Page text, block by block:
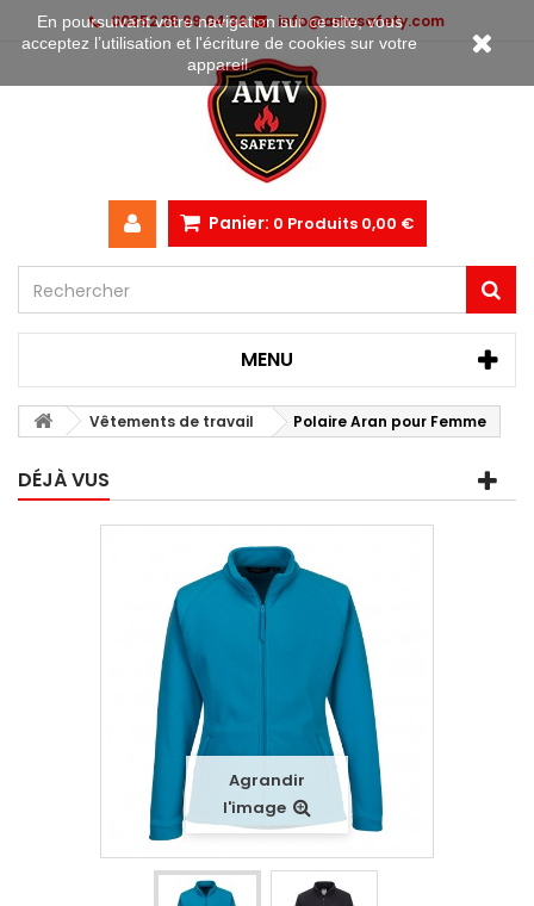
00352 28 99 04 36 info@amvsafety.com
Panier: 0 Produits 0,00 €
MENU
Vêtements de travail Polaire Aran pour Femme
DÉJÀ VUS
Agrandir
l'image
En poursuivant votre navigation sur ce site, vous
acceptez l’utilisation et l'écriture de cookies sur votre
appareil.